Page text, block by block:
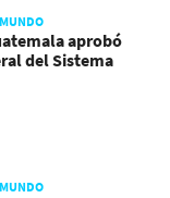
aprobó
del Sistema